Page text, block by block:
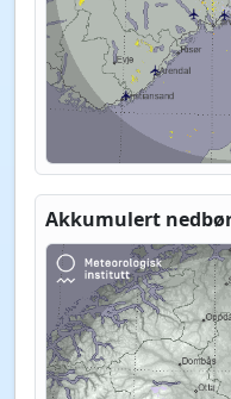
Akkumulert